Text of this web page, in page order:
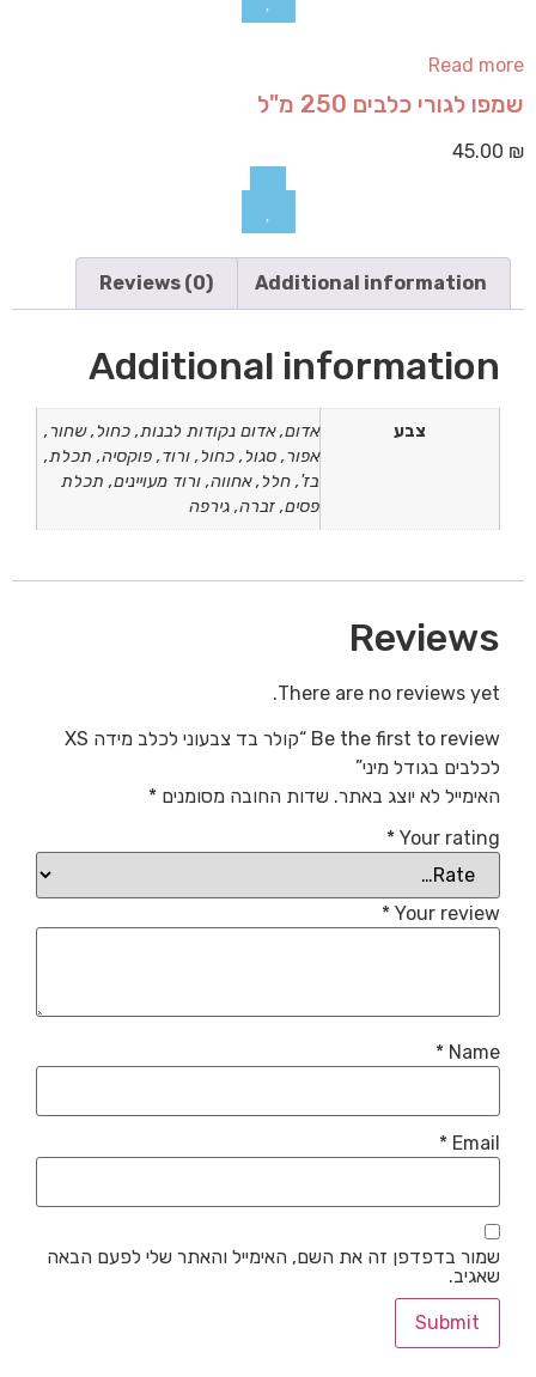
Read more
שמפו לגורי כלבים 250 מ"ל
45.00 ₪
Additional information
Reviews (0)
Additional information
צבע
אדום, אדום נקודות לבנות, כחול, שחור,
אפור, סגול, כחול, ורוד, פוקסיה, תכלת,
בז', חלל, אחווה, ורוד מעויינים, תכלת
פסים, זברה, גירפה
Reviews
There are no reviews yet.
Be the first to review “קולר בד צבעוני לכלב מידה XS
לכלבים בגודל מיני”
האימייל לא יוצג באתר. שדות החובה מסומנים *
Your rating
*
Your review
*
Name
*
Email
*
שמור בדפדפן זה את השם, האימייל והאתר שלי לפעם הבאה
שאגיב.